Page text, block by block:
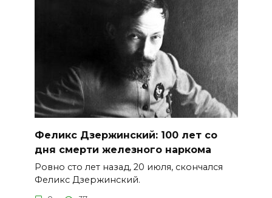
Феликс Дзержинский: 100 лет со
дня смерти железного наркома
Ровно сто лет назад, 20 июля, скончался
Феликс Дзержинский.